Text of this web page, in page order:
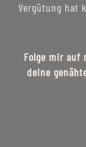
Vergütung hat
Folge mir auf
deine